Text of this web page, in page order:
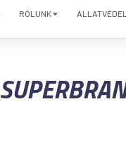
RÓLUNK